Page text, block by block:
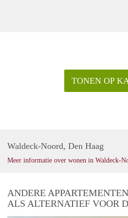
TONEN OP
Waldeck-Noord, Den Haag
Meer informatie over wonen in Waldeck-
ANDERE
ALS ALTERNATIEF VOOR